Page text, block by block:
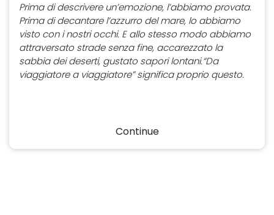
Prima di descrivere un’emozione, l’abbiamo provata.
Prima di decantare l’azzurro del mare, lo abbiamo
visto con i nostri occhi. E allo stesso modo abbiamo
attraversato strade senza fine, accarezzato la
sabbia dei deserti, gustato sapori lontani.“Da
viaggiatore a viaggiatore” significa proprio questo.
Continue